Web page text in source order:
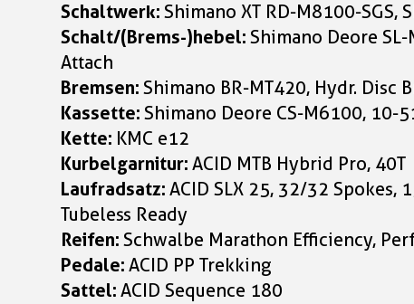
Schaltwerk:Shimano XT RD-M8100-SGS,
Schalt/(Brems-)hebel:Shimano Deore
Attach
Bremsen:Shimano BR-MT420, Hydr. Disc
Kassette:Shimano Deore CS-M6100, 10-
Kette: KMC e12
Kurbelgarnitur:ACID MTB Hybrid Pro, 40T
Laufradsatz:ACID SLX 25, 32/32 Spokes,
Tubeless Ready
Reifen:Schwalbe Marathon Efficiency,
Pedale:ACID PP Trekking
Sattel:ACID Sequence 180